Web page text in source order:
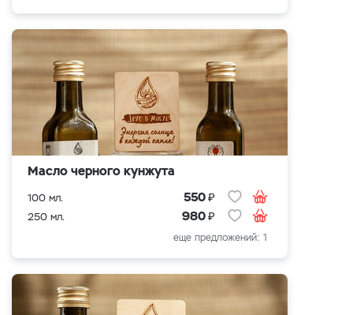
Масло черного кунжута
100 мл. 550₽
250 мл. 980₽
еще предложений: 1